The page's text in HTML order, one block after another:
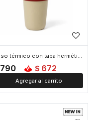
Vaso térmico con tapa hermética 450ml - Rojo
790 $ 672